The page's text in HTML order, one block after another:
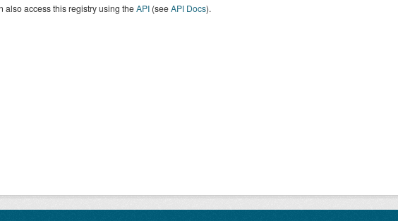
also access this registry using theAPI(seeAPI Docs).